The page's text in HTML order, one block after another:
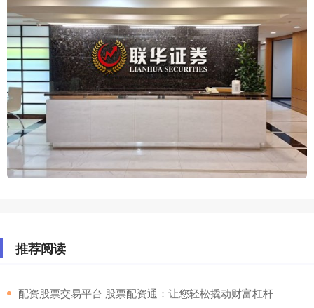
推荐阅读
​配资股票交易平台 股票配资通：让您轻松撬动财富杠杆